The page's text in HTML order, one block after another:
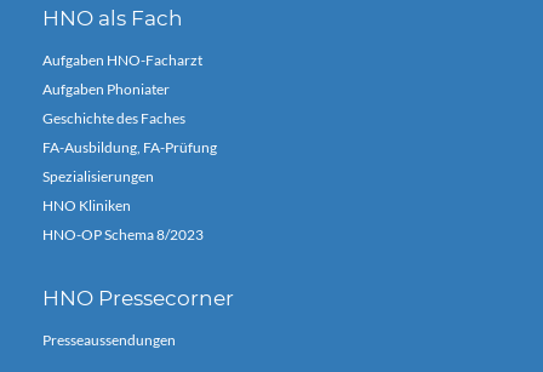
HNO als Fach
Aufgaben HNO-Facharzt
Aufgaben Phoniater
Geschichte des Faches
FA-Ausbildung, FA-Prüfung
Spezialisierungen
HNO Kliniken
HNO-OP Schema 8/2023
HNO Pressecorner
Presseaussendungen